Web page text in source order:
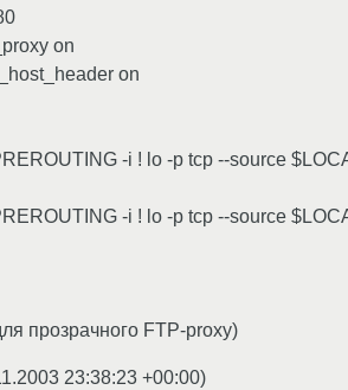
on
on
-i ! lo -p tcp --source
-i ! lo -p tcp --source
прозрачного FTP-proxy)
23:38:23 +00:00)